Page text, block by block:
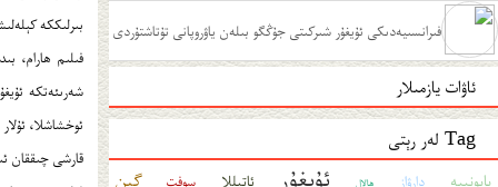
ﻓﯩﺮﺍﻧﺴﯩﻴﻪﺩﯨﻜﻰ ﺋﯘﻳﻐﯘﺭ ﺷﯩﺮﻛﯩﺘﻰ ﺟﯘﯕﮕﻮ ﺑﯩﻠﻪﻥ ﻳﺎﯞﺭﻭﭘﺎﻧﻰ ﺗﯘﺗﺎﺷﺘﯘﺭﺩﻯ
ئاۋات يازمىلار
Tag لەر رېتى
ياپونىيە دارۋاز ھالال ئۇيغۇر ئاتىللا سوفت گېن
بىرلىككە
فىلىم ھارام،
شەرىئەتكە
قارشى چىققان